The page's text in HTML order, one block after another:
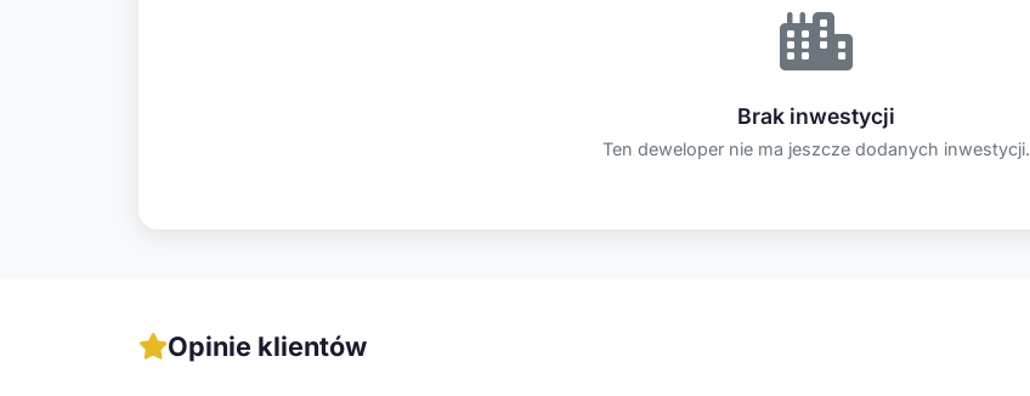
Brak inwestycji
Ten deweloper nie ma jeszcze dodanych inwestycji.
Opinie klientów